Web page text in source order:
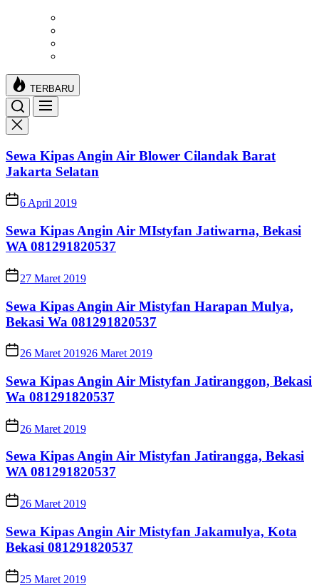
TERBARU
Sewa Kipas Angin Air Blower Cilandak Barat
Jakarta Selatan
6 April 2019
Sewa Kipas Angin Air MIstyfan Jatiwarna, Bekasi
WA 081291820537
27 Maret 2019
Sewa Kipas Angin Air Mistyfan Harapan Mulya,
Bekasi Wa 081291820537
26 Maret 201926 Maret 2019
Sewa Kipas Angin Air Mistyfan Jatiranggon, Bekasi
Wa 081291820537
26 Maret 2019
Sewa Kipas Angin Air Mistyfan Jatirangga, Bekasi
WA 081291820537
26 Maret 2019
Sewa Kipas Angin Air Mistyfan Jakamulya, Kota
Bekasi 081291820537
25 Maret 2019